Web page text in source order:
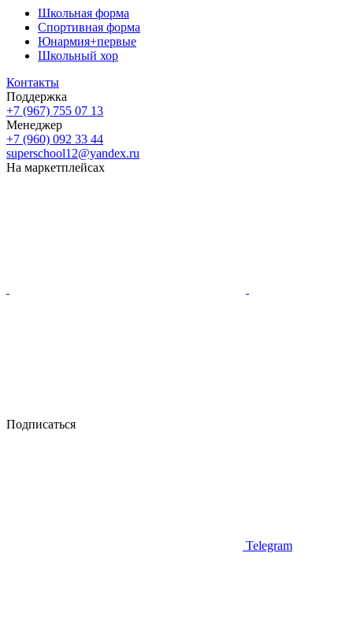
Школьная форма
Спортивная форма
Юнармия+первые
Школьный хор
Контакты
Поддержка
+7 (967) 755 07 13
Менеджер
+7 (960) 092 33 44
superschool12@yandex.ru
На маркетплейсах
Подписаться
Telegram